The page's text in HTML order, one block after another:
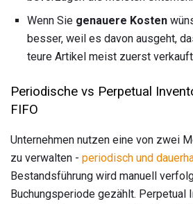
Wenn Sie genauere Kosten
besser, weil es davon ausgeht,
teure Artikel meist zuerst
Periodische vs Perpetual
FIFO
Unternehmen nutzen eine von zwei
zu verwalten - periodisch und
Bestandsführung wird manuell
Buchungsperiode gezählt. Perpetual